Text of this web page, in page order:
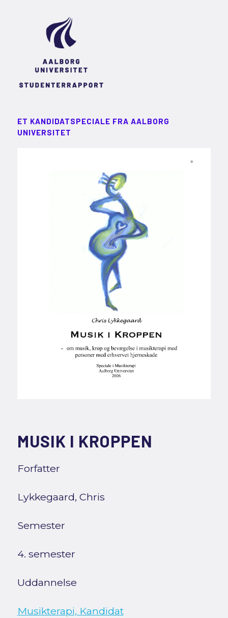
ET KANDIDATSPECIALE FRA AALBORG
UNIVERSITET
MUSIK I KROPPEN
Forfatter
Lykkegaard, Chris
Semester
4. semester
Uddannelse
Musikterapi, Kandidat